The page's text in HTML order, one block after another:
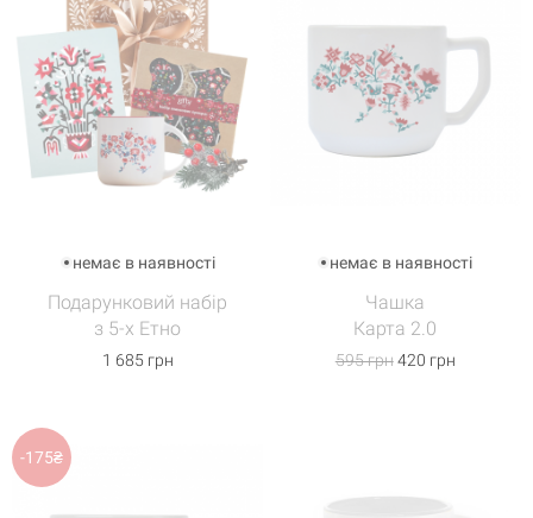
немає в наявності
Подарунковий набір
з 5-х Етно
1 685 грн
немає в наявності
Чашка
Карта 2.0
595 грн420 грн
-175₴
Кошик порожній